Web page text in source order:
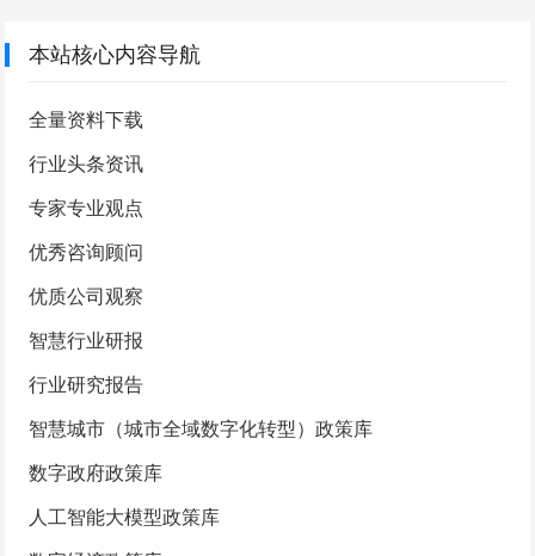
本站核心内容导航
全量资料下载
行业头条资讯
专家专业观点
优秀咨询顾问
优质公司观察
智慧行业研报
行业研究报告
智慧城市（城市全域数字化转型）政策库
数字政府政策库
人工智能大模型政策库